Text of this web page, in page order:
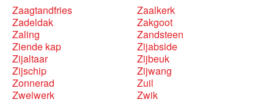
Zaagtandfries
Zaalkerk
Zadeldak
Zakgoot
Zaling
Zandsteen
Ziende kap
Zijabside
Zijaltaar
Zijbeuk
Zijschip
Zijwang
Zonnerad
Zuil
Zwelwerk
Zwik